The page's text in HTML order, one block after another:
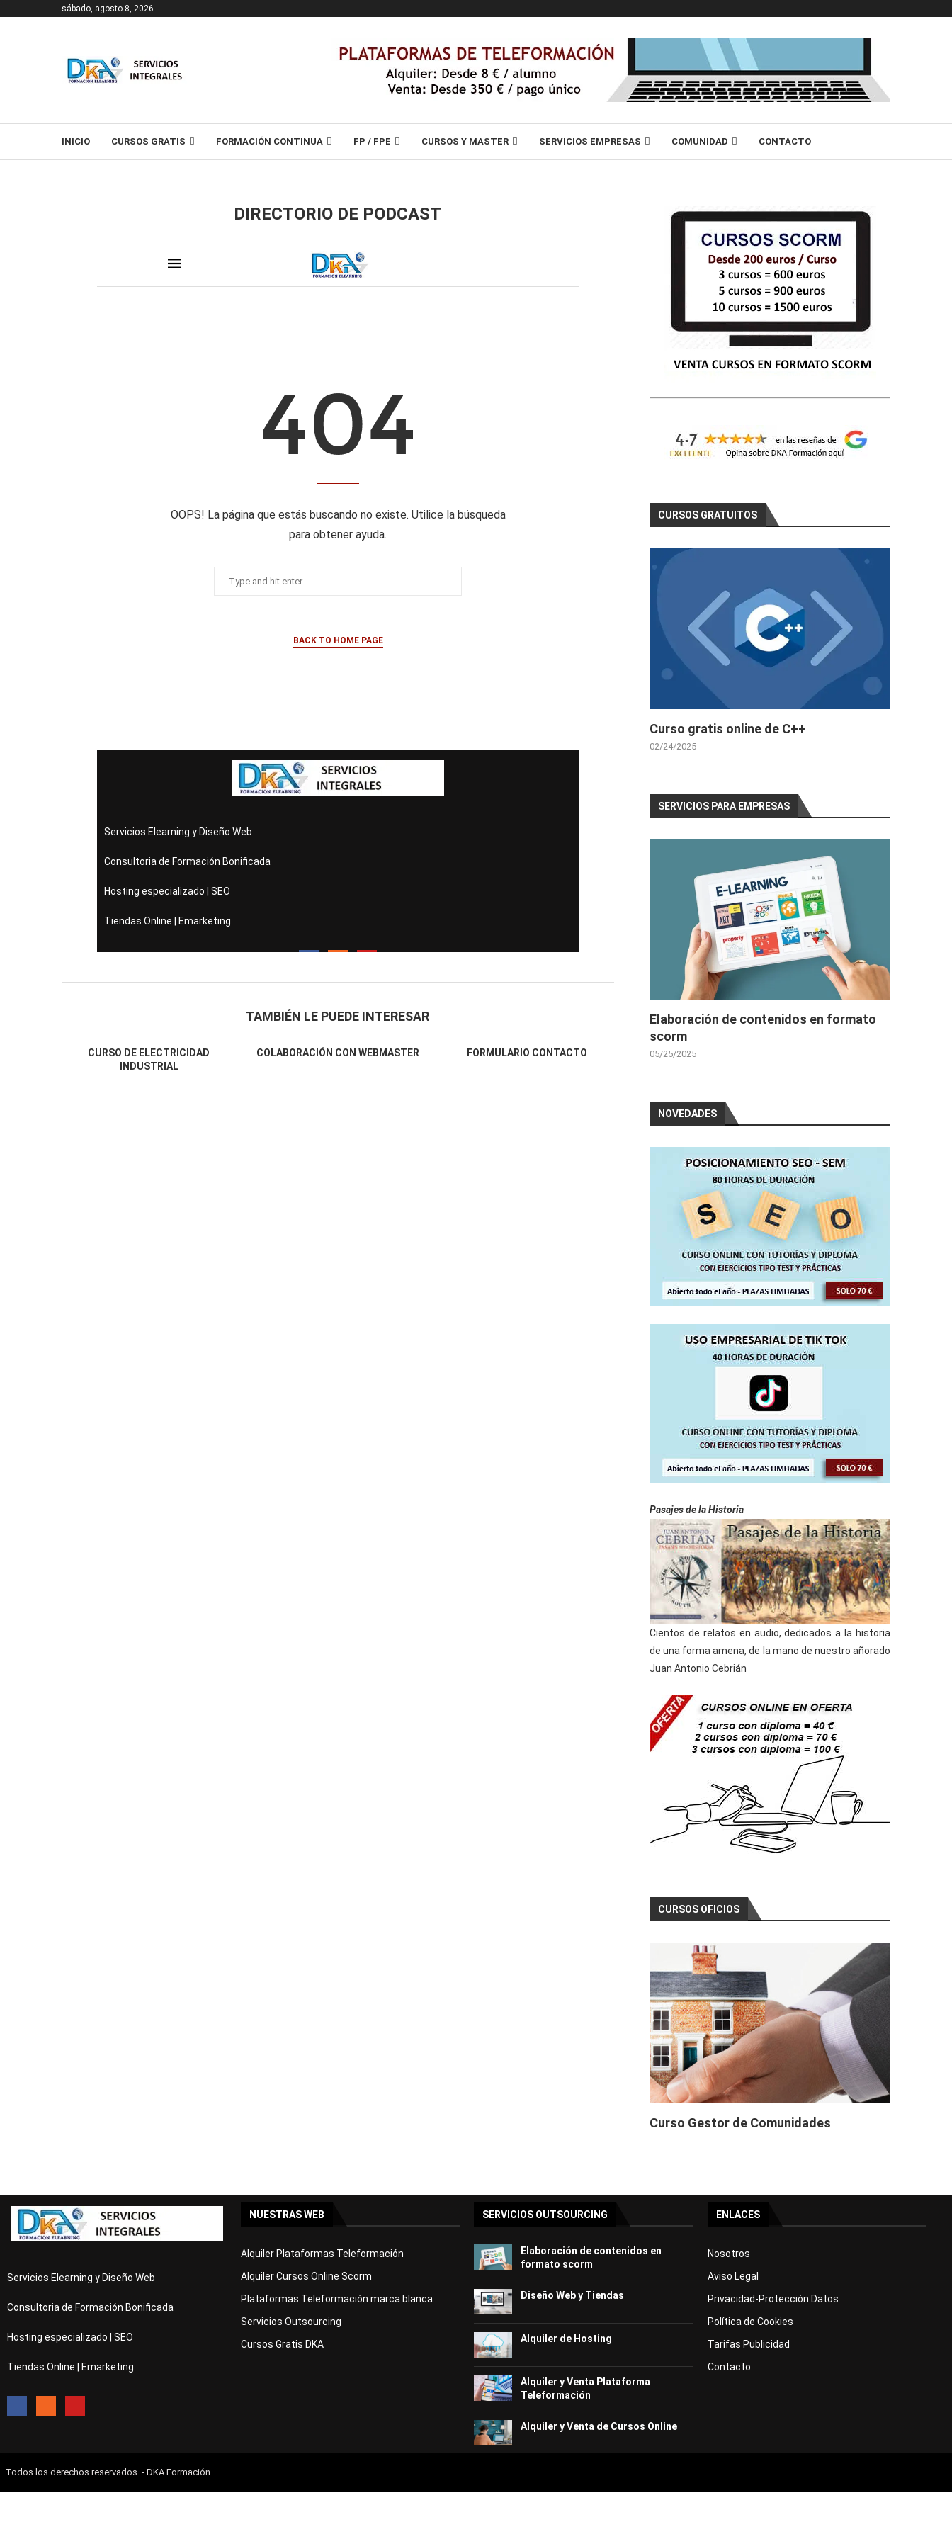
sábado, agosto 8, 2026
INICIO CURSOS GRATIS FORMACIÓN CONTINUA FP / FPE CURSOS Y MASTER SERVICIOS EMPRESAS COMUNIDAD CONTACTO
DIRECTORIO DE PODCAST
TAMBIÉN LE PUEDE INTERESAR
CURSO DE ELECTRICIDAD
INDUSTRIAL
COLABORACIÓN CON WEBMASTER FORMULARIO CONTACTO
CURSOS GRATUITOS
Curso gratis online de C++
02/24/2025
SERVICIOS PARA EMPRESAS
Elaboración de contenidos en formato
scorm
05/25/2025
NOVEDADES
Pasajes de la Historia
Cientos de relatos en audio, dedicados a la historia
de una forma amena, de la mano de nuestro añorado
Juan Antonio Cebrián
CURSOS OFICIOS
Curso Gestor de Comunidades
Servicios Elearning y Diseño Web
Consultoria de Formación Bonificada
Hosting especializado | SEO
Tiendas Online | Emarketing
NUESTRAS WEB
Alquiler Plataformas Teleformación
Alquiler Cursos Online Scorm
Plataformas Teleformación marca blanca
Servicios Outsourcing
Cursos Gratis DKA
SERVICIOS OUTSOURCING
Elaboración de contenidos en
formato scorm
Diseño Web y Tiendas
Alquiler de Hosting
Alquiler y Venta Plataforma
Teleformación
Alquiler y Venta de Cursos Online
ENLACES
Nosotros
Aviso Legal
Privacidad-Protección Datos
Política de Cookies
Tarifas Publicidad
Contacto
Todos los derechos reservados .- DKA Formación